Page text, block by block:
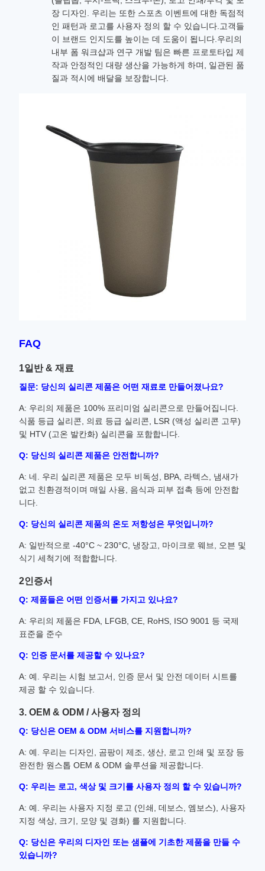
장 디자인. 우리는 또한 스포츠 이벤트에 대한 독점적
인 패턴과 로고를 사용자 정의 할 수 있습니다.고객들
이 브랜드 인지도를 높이는 데 도움이 됩니다.우리의
내부 폼 워크샵과 연구 개발 팀은 빠른 프로토타입 제
작과 안정적인 대량 생산을 가능하게 하며, 일관된 품
질과 적시에 배달을 보장합니다.
FAQ
1일반 & 재료
질문: 당신의 실리콘 제품은 어떤 재료로 만들어졌나요?
A: 우리의 제품은 100% 프리미엄 실리콘으로 만들어집니다.
식품 등급 실리콘, 의료 등급 실리콘, LSR (액성 실리콘 고무)
및 HTV (고온 발칸화) 실리콘을 포함합니다.
Q: 당신의 실리콘 제품은 안전합니까?
A: 네. 우리 실리콘 제품은 모두 비독성, BPA, 라텍스, 냄새가
없고 친환경적이며 매일 사용, 음식과 피부 접촉 등에 안전합
니다.
Q: 당신의 실리콘 제품의 온도 저항성은 무엇입니까?
A: 일반적으로 -40°C ~ 230°C, 냉장고, 마이크로 웨브, 오븐 및
식기 세척기에 적합합니다.
2인증서
Q: 제품들은 어떤 인증서를 가지고 있나요?
A: 우리의 제품은 FDA, LFGB, CE, RoHS, ISO 9001 등 국제
표준을 준수
Q: 인증 문서를 제공할 수 있나요?
A: 예. 우리는 시험 보고서, 인증 문서 및 안전 데이터 시트를
제공 할 수 있습니다.
3. OEM & ODM / 사용자 정의
Q: 당신은 OEM & ODM 서비스를 지원합니까?
A: 예. 우리는 디자인, 곰팡이 제조, 생산, 로고 인쇄 및 포장 등
완전한 원스톱 OEM & ODM 솔루션을 제공합니다.
Q: 우리는 로고, 색상 및 크기를 사용자 정의 할 수 있습니까?
A: 예. 우리는 사용자 지정 로고 (인쇄, 데보스, 엠보스), 사용자
지정 색상, 크기, 모양 및 경화) 를 지원합니다.
Q: 당신은 우리의 디자인 또는 샘플에 기초한 제품을 만들 수
있습니까?